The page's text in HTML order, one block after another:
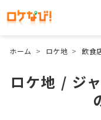
ホーム > ロケ地 > 飲食
ロケ地 / ジ